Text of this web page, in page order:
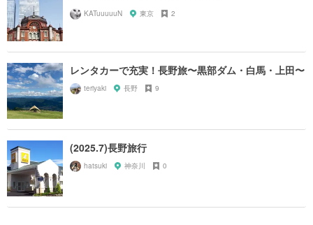
KATuuuuuN 東京 2
レンタカーで充実！長野旅〜黒部ダム・白馬・上田〜
teriyaki 長野 9
(2025.7)長野旅行
hatsuki 神奈川 0